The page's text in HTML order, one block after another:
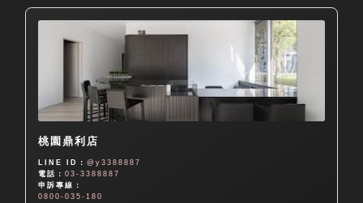
桃園鼎利店
LINE ID：@y3388887
電話：03-3388887
申訴專線：
0800-035-180